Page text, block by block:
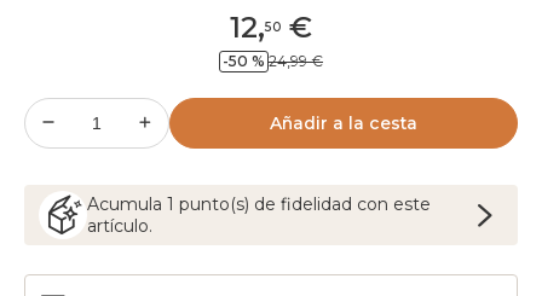
12,50 €
-50 % 24,99 €
Añadir a la cesta
Acumula 1 punto(s) de fidelidad con este
artículo.